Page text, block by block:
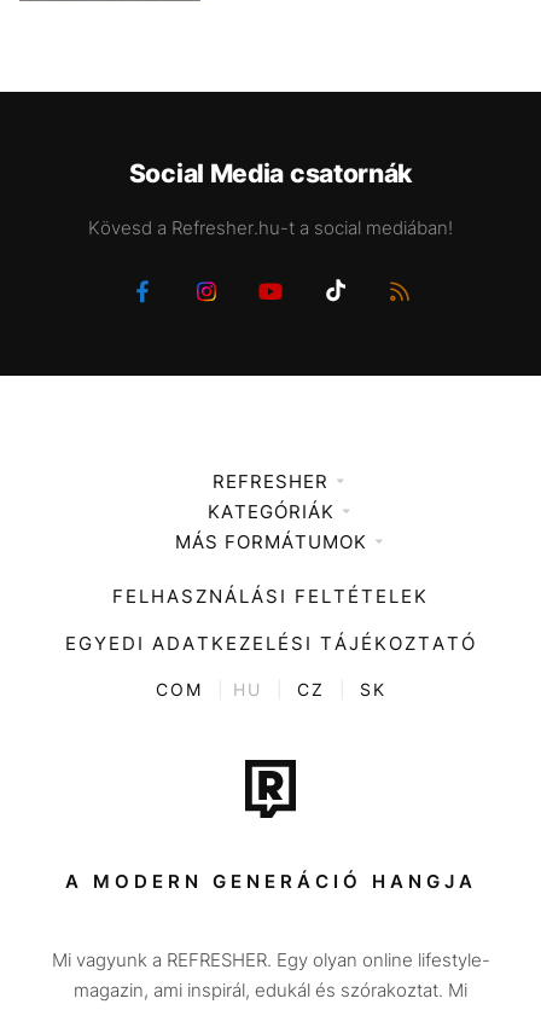
Social Media csatornák
Kövesd a Refresher.hu-t a social mediában!
REFRESHER
Médiaajánlat
KATEGÓRIÁK
Zene
Divat
Kultúra
ENTR
Tech-Tudomány
Sport
Társadalom
Utazás
MÁS FORMÁTUMOK
FELHASZNÁLÁSI FELTÉTELEK
EGYEDI ADATKEZELÉSI TÁJÉKOZTATÓ
COM HU CZ SK
A MODERN GENERÁCIÓ HANGJA
Mi vagyunk a REFRESHER. Egy olyan online lifestyle-
magazin, ami inspirál, edukál és szórakoztat. Mi